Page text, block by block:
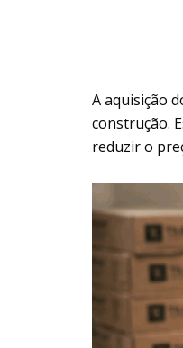
A aquisição
construção.
reduzir o